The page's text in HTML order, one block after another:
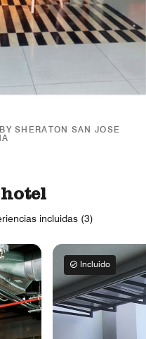
SHERATON SAN JOSE
incluidas (3)
Incluido